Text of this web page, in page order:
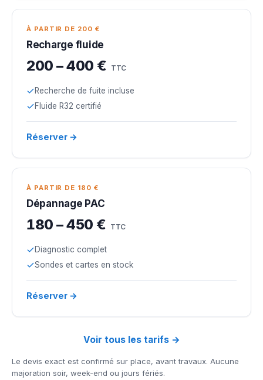
À PARTIR DE 200 €
Recharge fluide
200 – 400 € TTC
Recherche de fuite incluse
Fluide R32 certifié
Réserver →
À PARTIR DE 180 €
Dépannage PAC
180 – 450 € TTC
Diagnostic complet
Sondes et cartes en stock
Réserver →
Voir tous les tarifs →
Le devis exact est confirmé sur place, avant travaux. Aucune
majoration soir, week-end ou jours fériés.